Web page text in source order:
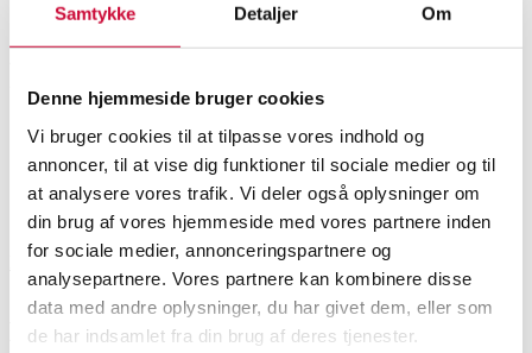
Samtykke Detaljer Om
Denne hjemmeside bruger cookies
Vi bruger cookies til at tilpasse vores indhold og
annoncer, til at vise dig funktioner til sociale medier og til
at analysere vores trafik. Vi deler også oplysninger om
din brug af vores hjemmeside med vores partnere inden
for sociale medier, annonceringspartnere og
analysepartnere. Vores partnere kan kombinere disse
data med andre oplysninger, du har givet dem, eller som
de har indsamlet fra din brug af deres tjenester.
Moderne billedkunst
Auktionen er afsluttet
east'
SHOWROOM
Hørsholm
VURDERING
DKK 2.800
VARENUMMER
6528852
Beskrivelse